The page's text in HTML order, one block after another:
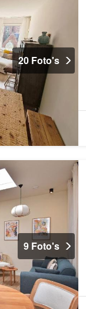
20 Foto's
9 Foto's